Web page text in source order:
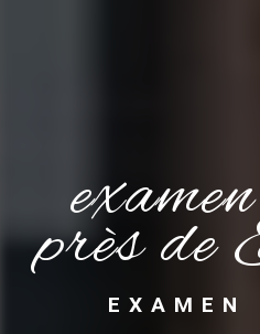
près de
EXAMEN